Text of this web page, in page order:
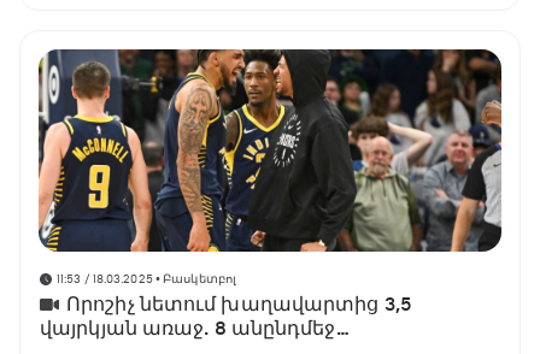
11:53 / 18.03.2025• Բասկետբոլ
Որոշիչ նետում խաղավարտից 3,5
վայրկյան առաջ. 8 անընդմեջ